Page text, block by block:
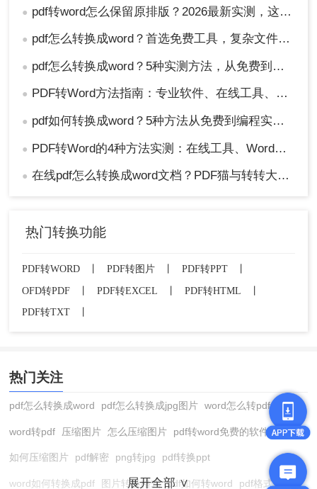
● pdf转word怎么保留原排版？2026最新实测，这5种方法从免费到专业全搞定！
● pdf怎么转换成word？首选免费工具，复杂文件再上专业软件！
● pdf怎么转换成word？5种实测方法，从免费到专业全攻略！
● PDF转Word方法指南：专业软件、在线工具、Word内置与改后缀名4种方案对比！
● pdf如何转换成word？5种方法从免费到编程实测对比！
● PDF转Word的4种方法实测：在线工具、Word、Adobe与开源软件对比！！
● 在线pdf怎么转换成word文档？PDF猫与转转大师2种在线工具使用指南与功能对比！
热门转换功能
PDF转WORD 丨 PDF转图片 丨 PDF转PPT
丨
OFD转PDF
丨 PDF转EXCEL 丨 PDF转HTML
丨
PDF转TXT
热门关注
pdf怎么转换成word pdf怎么转换成jpg图片 word怎么转pdf
word转pdf 压缩图片 怎么压缩图片 pdf转word免费的软件
如何压缩图片 pdf解密 png转jpg pdf转换ppt
word如何转换成pdf 图片转换格式 pdf如何转word pdf格式转换
展开全部 ∨